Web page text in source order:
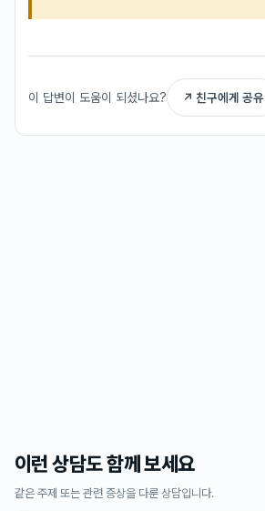
이 답변이 도움이 되셨나요? ↗ 친구에게 공유
이런 상담도 함께 보세요
같은 주제 또는 관련 증상을 다룬 상담입니다.